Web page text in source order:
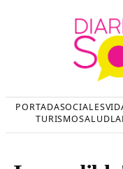
PORTADASOCIALES
TURISMOSALUD